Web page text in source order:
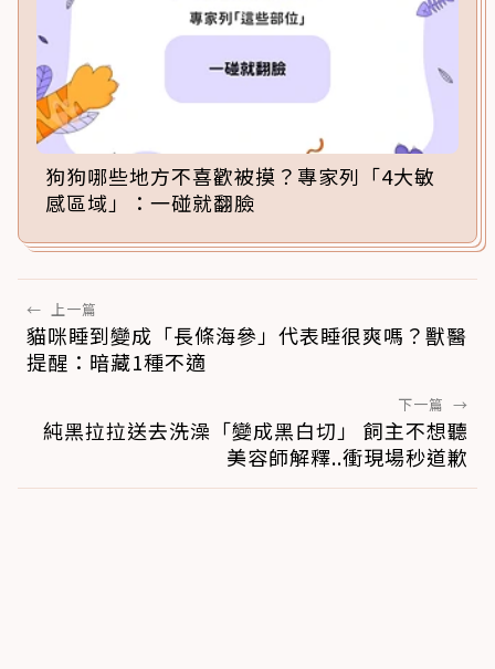
狗狗哪些地方不喜歡被摸？專家列「4大敏
感區域」：一碰就翻臉
← 上一篇
貓咪睡到變成「長條海參」代表睡很爽嗎？獸醫
提醒：暗藏1種不適
下一篇 →
純黑拉拉送去洗澡「變成黑白切」 飼主不想聽
美容師解釋..衝現場秒道歉